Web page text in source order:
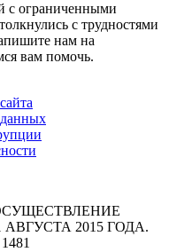
с ограниченными
с трудностями
нам на
вам помочь.
2015 ГОДА.